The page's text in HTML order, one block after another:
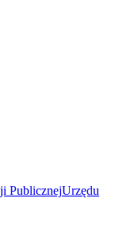
PublicznejUrzędu